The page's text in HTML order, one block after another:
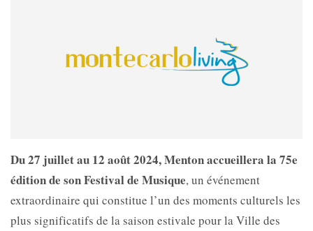
Du 27 juillet au 12 août 2024, Menton accueillera la 75e
édition de son Festival de Musique, un événement
extraordinaire qui constitue l’un des moments culturels les
plus significatifs de la saison estivale pour la Ville des